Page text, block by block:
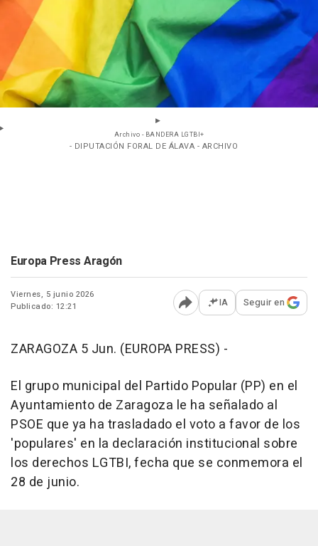
Archivo - BANDERA LGTBI+
- DIPUTACIÓN FORAL DE ÁLAVA - ARCHIVO
Europa Press Aragón
Viernes, 5 junio 2026
Publicado: 12:21
Abrir opciones para
IA Seguir en
ZARAGOZA 5 Jun. (EUROPA PRESS) -
El grupo municipal del Partido Popular (PP) en el
Ayuntamiento de Zaragoza le ha señalado al
PSOE que ya ha trasladado el voto a favor de los
'populares' en la declaración institucional sobre
los derechos LGTBI, fecha que se conmemora el
28 de junio.